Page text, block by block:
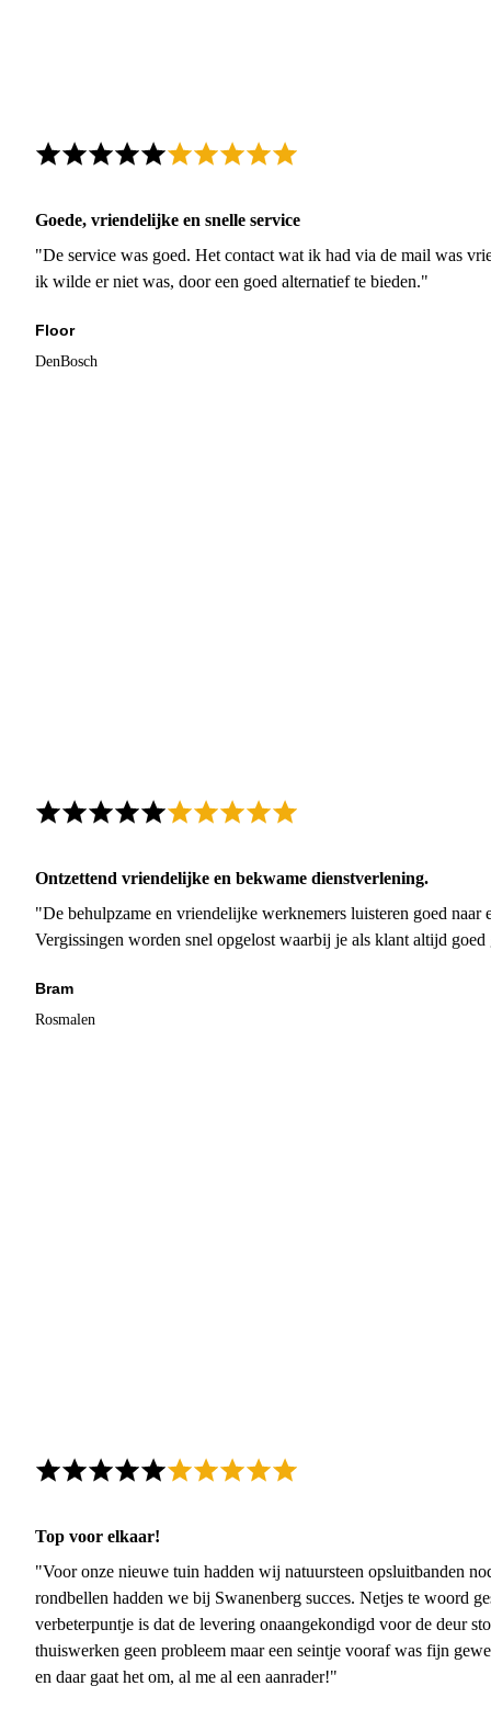
Goede, vriendelijke en snelle service
"De service was goed. Het contact wat ik had via de mail was
ik wilde er niet was, door een goed alternatief te bieden."
Floor
DenBosch
Ontzettend vriendelijke en bekwame dienstverlening.
"De behulpzame en vriendelijke werknemers luisteren goed naar
Vergissingen worden snel opgelost waarbij je als klant altijd
Bram
Rosmalen
Top voor elkaar!
"Voor onze nieuwe tuin hadden wij natuursteen opsluitbanden
rondbellen hadden we bij Swanenberg succes. Netjes te woord
verbeterpuntje is dat de levering onaangekondigd voor de deur
thuiswerken geen probleem maar een seintje vooraf was fijn
en daar gaat het om, al me al een aanrader!"